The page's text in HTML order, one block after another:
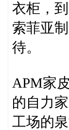
衣柜，
索菲亚
待。
APM家
的自力
工场的